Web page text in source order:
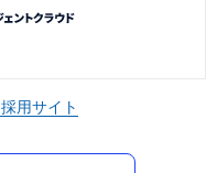
採用サイト